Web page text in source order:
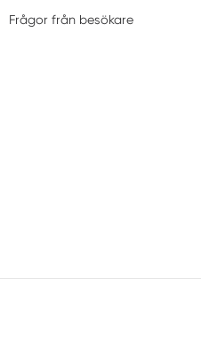
Frågor från besökare